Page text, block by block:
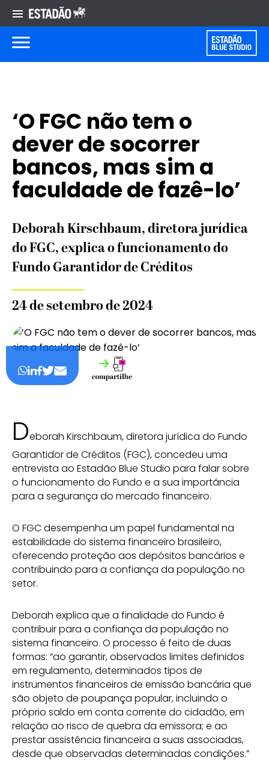
‘O FGC não tem o
dever de socorrer
bancos, mas sim a
faculdade de fazê-lo’
Deborah Kirschbaum, diretora jurídica
do FGC, explica o funcionamento do
Fundo Garantidor de Créditos
24 de setembro de 2024
Deborah Kirschbaum, diretora jurídica do Fundo
Garantidor de Créditos (FGC), concedeu uma
entrevista ao Estadão Blue Studio para falar sobre
o funcionamento do Fundo e a sua importância
para a segurança do mercado financeiro.
O FGC desempenha um papel fundamental na
estabilidade do sistema financeiro brasileiro,
oferecendo proteção aos depósitos bancários e
contribuindo para a confiança da população no
setor.
Deborah explica que a finalidade do Fundo é
contribuir para a confiança da população no
sistema financeiro. O processo é feito de duas
formas: “ao garantir, observados limites definidos
em regulamento, determinados tipos de
instrumentos financeiros de emissão bancária que
são objeto de poupança popular, incluindo o
próprio saldo em conta corrente do cidadão, em
relação ao risco de quebra da emissora; e ao
prestar assistência financeira a suas associadas,
desde que observadas determinadas condições.”